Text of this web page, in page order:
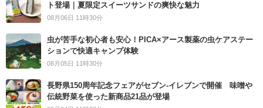
ト登場｜夏限定スイーツサンドの爽快な魅力
08月06日 11時30分
虫が苦手な初心者も安心！PICA×アース製薬の虫ケアステー
ションで快適キャンプ体験
08月05日 11時30分
長野県150周年記念フェアがセブン-イレブンで開催 味噌や
伝統野菜を使った新商品21品が登場